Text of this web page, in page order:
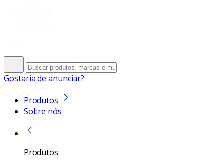
Gostaria de anunciar?
Produtos
Sobre nós
Produtos